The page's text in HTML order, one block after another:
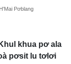
Pơblang
khua pơ ala
pơsit lu tơlơi